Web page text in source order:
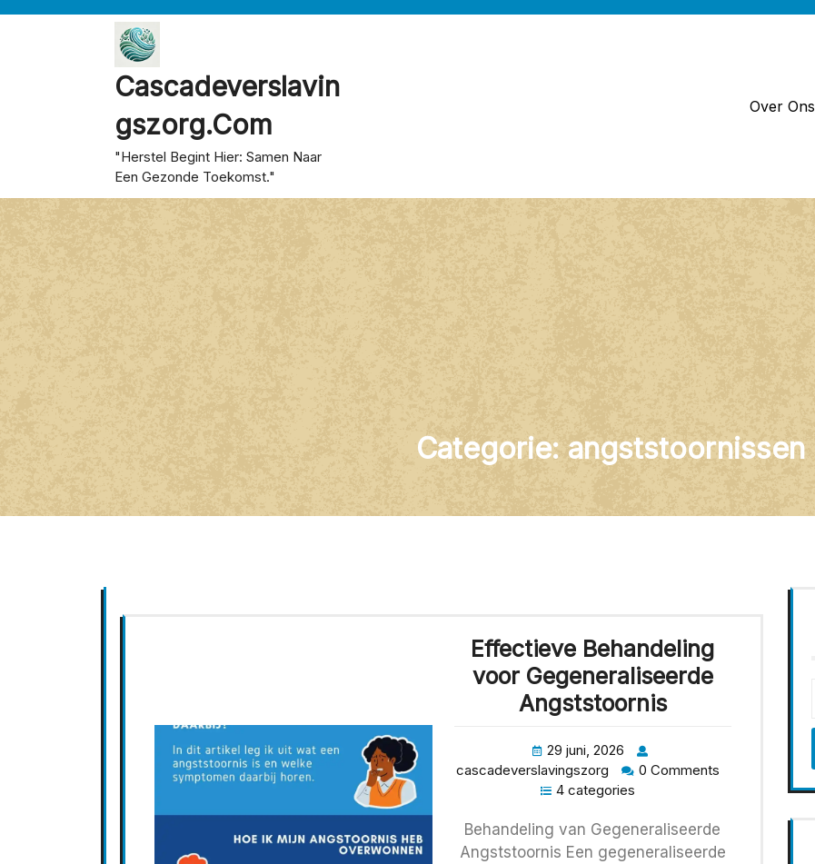
Cascadeverslavin
Gszorg.com
"Herstel Begint Hier: Samen Naar
Een Gezonde Toekomst."
Over Ons
Categorie: angststoornissen
Effectieve Behandeling
voor Gegeneraliseerde
Angststoornis
29 juni, 2026
cascadeverslavingszorg
0 Comments
4 categories
Behandeling van Gegeneraliseerde
Angststoornis Een gegeneraliseerde